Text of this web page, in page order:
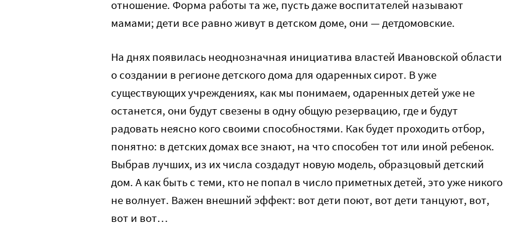
отношение. Форма работы та же, пусть даже воспитателей называют
мамами; дети все равно живут в детском доме, они — детдомовские.
На днях появилась неоднозначная инициатива властей Ивановской области
о создании в регионе детского дома для одаренных сирот. В уже
существующих учреждениях, как мы понимаем, одаренных детей уже не
останется, они будут свезены в одну общую резервацию, где и будут
радовать неясно кого своими способностями. Как будет проходить отбор,
понятно: в детских домах все знают, на что способен тот или иной ребенок.
Выбрав лучших, из их числа создадут новую модель, образцовый детский
дом. А как быть с теми, кто не попал в число приметных детей, это уже никого
не волнует. Важен внешний эффект: вот дети поют, вот дети танцуют, вот,
вот и вот…